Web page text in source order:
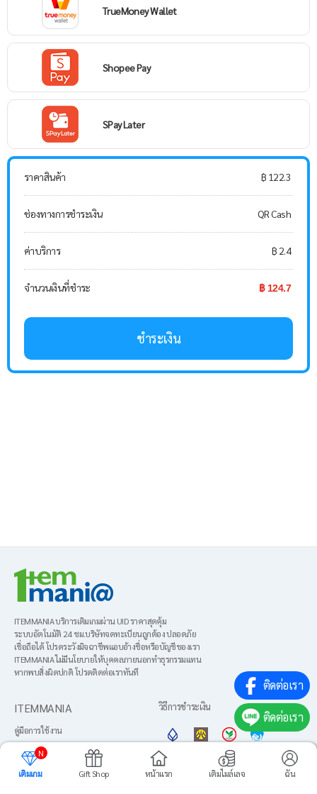
TrueMoney Wallet
Shopee Pay
SPay Later
ราคาสินค้า ฿ 122.3
ช่องทางการชำระเงิน QR Cash
ค่าบริการ ฿ 2.4
จำนวนเงินที่ชำระ ฿ 124.7
ชำระเงิน
ติดต่อเรา
ติดต่อเรา
ITEMMANIA บริการเติมเกมผ่าน UID ราคาสุดคุ้ม
ระบบอัตโนมัติ 24 ชม.บริษัทจดทะเบียนถูกต้อง ปลอดภัย
เชื่อถือได้ โปรดระวังมิจฉาชีพแอบอ้างชื่อหรือบัญชีของเรา
ITEMMANIA ไม่มีนโยบายให้บุคคลภายนอกทำธุรกรรมแทน
หากพบสิ่งผิดปกติ โปรดติดต่อเราทันที
ITEMMANIA
คู่มือการใช้งาน
About us
ข้อตกลงการใช้งาน
วิธีการชำระเงิน
N
เติมเกม
Gift Shop หน้าแรก เติมไมล์เลจ ฉัน